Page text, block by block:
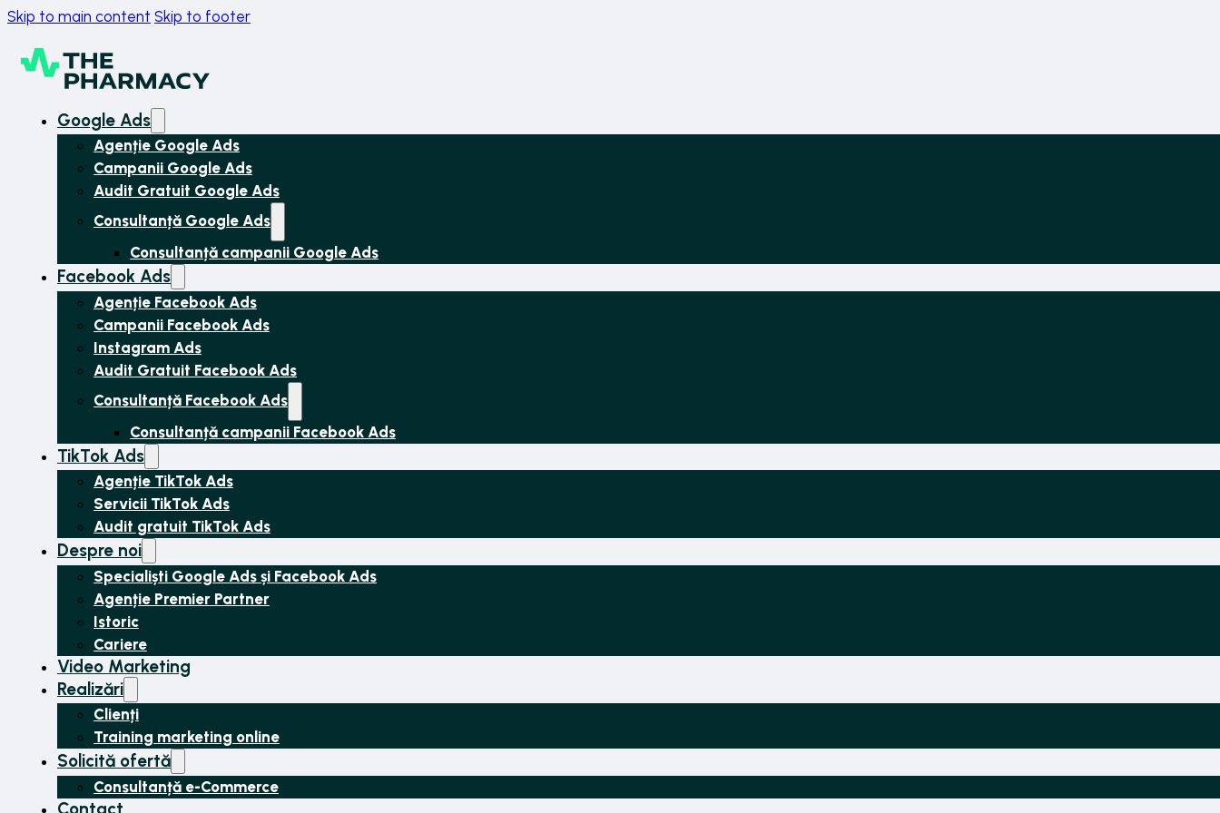
Skip to main content Skip to footer
Google Ads
Agenție Google Ads
Campanii Google Ads
Audit Gratuit Google Ads
Consultanță Google Ads
Consultanță campanii Google Ads
Facebook Ads
Agenție Facebook Ads
Campanii Facebook Ads
Instagram Ads
Audit Gratuit Facebook Ads
Consultanță Facebook Ads
Consultanță campanii Facebook Ads
TikTok Ads
Agenție TikTok Ads
Servicii TikTok Ads
Audit gratuit TikTok Ads
Despre noi
Specialiști Google Ads și Facebook Ads
Agenție Premier Partner
Istoric
Cariere
Video Marketing
Realizări
Clienți
Training marketing online
Solicită ofertă
Consultanță e-Commerce
Contact